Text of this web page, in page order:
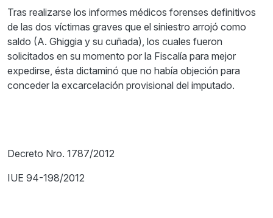
Tras realizarse los informes médicos forenses definitivos
de las dos víctimas graves que el siniestro arrojó como
saldo (A. Ghiggia y su cuñada), los cuales fueron
solicitados en su momento por la Fiscalía para mejor
expedirse, ésta dictaminó que no había objeción para
conceder la excarcelación provisional del imputado.
Decreto Nro. 1787/2012
IUE 94-198/2012